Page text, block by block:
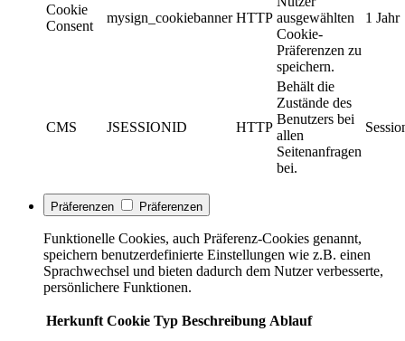
Cookie
Consent
mysign_cookiebanner HTTP ausgewählten
Cookie-
Präferenzen zu
speichern.
1 Jahr
CMS JSESSIONID HTTP
Behält die
Zustände des
Benutzers bei
allen
Seitenanfragen
bei.
Präferenzen Präferenzen
Funktionelle Cookies, auch Präferenz-Cookies genannt,
speichern benutzerdefinierte Einstellungen wie z.B. einen
Sprachwechsel und bieten dadurch dem Nutzer verbesserte,
persönlichere Funktionen.
Herkunft Cookie Typ Beschreibung Ablauf